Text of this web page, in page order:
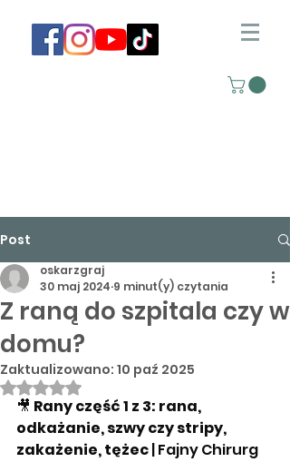
Post
Z raną do szpitala czy w
domu?
oskarzgraj
30 maj 2024 9 minut(y) czytania
Zaktualizowano: 10 paź 2025
Oceniono na NaN z 5 gwiazdek.
🎥 Rany część 1 z 3: rana,
odkażanie, szwy czy stripy,
zakażenie, tężec | Fajny Chirurg